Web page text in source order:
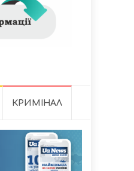
КРИМІНАЛ